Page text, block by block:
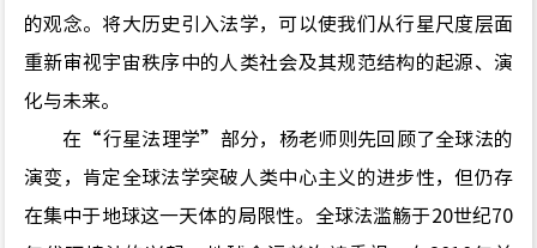
的观念。将大历史引入法学，可以使我们从行星尺度层面
重新审视宇宙秩序中的人类社会及其规范结构的起源、演
化与未来。
在 “行星法理学” 部分，杨老师则先回顾了全球法的
演变，肯定全球法学突破人类中心主义的进步性，但仍存
在集中于地球这一天体的局限性。全球法滥觞于20世纪70